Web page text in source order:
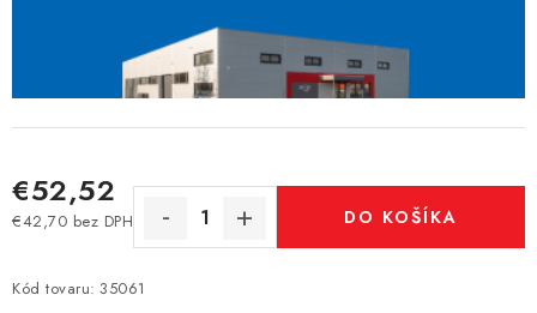
€52,52
€42,70 bez DPH
Jednotková cena:
DO KOŠÍKA
Kód tovaru: 35061